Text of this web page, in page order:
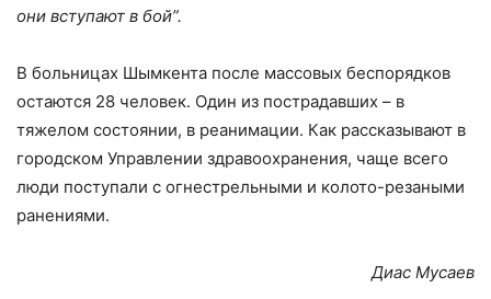
они вступают в бой”.
В больницах Шымкента после массовых беспорядков
остаются 28 человек. Один из пострадавших – в
тяжелом состоянии, в реанимации. Как рассказывают в
городском Управлении здравоохранения, чаще всего
люди поступали с огнестрельными и колото-резаными
ранениями.
Диас Мусаев